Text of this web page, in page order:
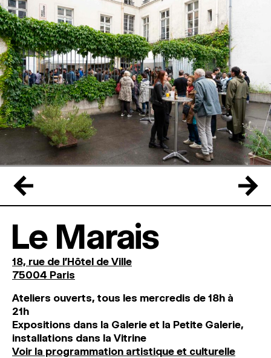
← →
Le Marais
18, rue de l'Hôtel de Ville
75004 Paris
Ateliers ouverts, tous les mercredis de 18h à
21h
Expositions dans la Galerie et la Petite Galerie,
installations dans la Vitrine
Voir la programmation artistique et culturelle